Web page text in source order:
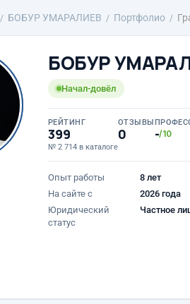
БОБУР УМАРАЛИЕВ Портфолио
БОБУР
Начал-довёл
РЕЙТИНГ
399
№ 2 714 в каталоге
ОТЗЫВЫ
0 -/10
Опыт работы
8 лет
На сайте с
2026 года
Юридический
статус
Частное